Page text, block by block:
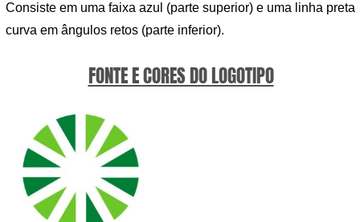
Consiste em uma faixa azul (parte superior) e uma linha preta
curva em ângulos retos (parte inferior).
FONTE E CORES DO LOGOTIPO